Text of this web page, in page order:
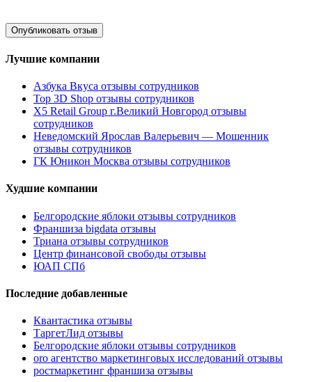
Лучшие компании
Азбука Вкуса отзывы сотрудников
Top 3D Shop отзывы сотрудников
X5 Retail Group г.Великий Новгород отзывы
сотрудников
Неведомский Ярослав Валерьевич — Мошенник
отзывы сотрудников
ГК Юникон Москва отзывы сотрудников
Худшие компании
Белгородские яблоки отзывы сотрудников
Франшиза bigdata отзывы
Триана отзывы сотрудников
Центр финансовой свободы отзывы
ЮАП СПб
Последние добавленные
Квантастика отзывы
ТаргетЛид отзывы
Белгородские яблоки отзывы сотрудников
oro агентство маркетинговых исследований отзывы
ростмаркетинг франшиза отзывы